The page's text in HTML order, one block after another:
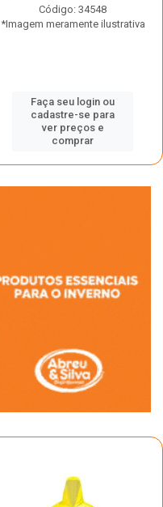
Código: 34548
*Imagem meramente ilustrativa
Faça seu login ou
cadastre-se para
ver preços e
comprar